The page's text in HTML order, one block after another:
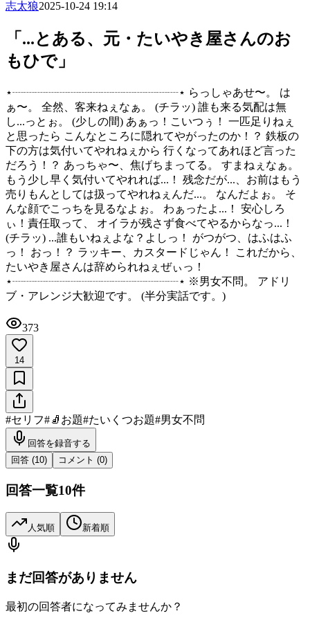
志太狼2025-10-24 19:14
「...とある、元・たいやき屋さんのお
もひで」
⋆┈┈┈┈┈┈┈┈┈┈┈┈┈┈┈⋆ らっしゃあせ〜。 は
ぁ〜。 全然、客来ねぇなぁ。 (チラッ) 誰も来る気配は無
し...っとぉ。 (少しの間) あぁっ！こいつぅ！ 一匹足りねぇ
と思ったら こんなところに隠れてやがったのか！？ 鉄板の
下の方は気付いてやれねぇから 行くなってあれほど言った
だろう！？ あっちゃ〜、焦げちまってる。 すまねぇなぁ。
もう少し早く気付いてやれれば...！ 残念だが...、お前はもう
売りもんとしては扱ってやれねぇんだ...。 なんだよぉ。 そ
んな顔でこっちを見るなよぉ。 わぁったよ...！ 安心しろ
ぃ！責任取って、 オイラが残さず食べてやるからなっ...！
(チラッ) ...誰もいねぇよな？よしっ！ がつがつ、はふはふ
っ！ おっ！？ ラッキー、カスタードじゃん！ これだから、
たいやき屋さんは辞められねぇぜぃっ！
⋆┈┈┈┈┈┈┈┈┈┈┈┈┈┈┈⋆ ※男女不問。 アドリ
ブ・アレンジ大歓迎です。 (半分実話です。)
373
14
#セリフ#🧦お題#たいくつお題#男女不問
回答を録音する
回答 (10) コメント (0)
回答一覧10件
人気順 新着順
まだ回答がありません
最初の回答者になってみませんか？